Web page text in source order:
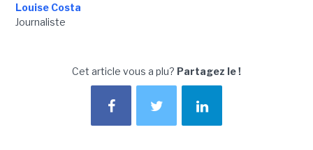
Louise Costa
Journaliste
Cet article vous a plu? Partagez le !